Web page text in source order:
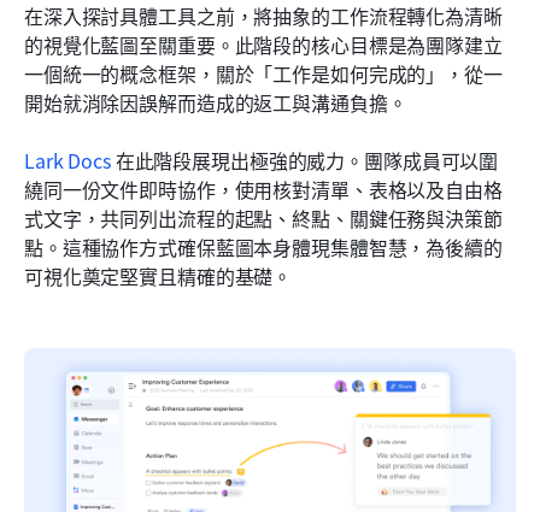
在深入探討具體工具之前，將抽象的工作流程轉化為清晰
的視覺化藍圖至關重要。此階段的核心目標是為團隊建立
一個統一的概念框架，關於「工作是如何完成的」，從一
開始就消除因誤解而造成的返工與溝通負擔。
Lark Docs 在此階段展現出極強的威力。團隊成員可以圍
繞同一份文件即時協作，使用核對清單、表格以及自由格
式文字，共同列出流程的起點、終點、關鍵任務與決策節
點。這種協作方式確保藍圖本身體現集體智慧，為後續的
可視化奠定堅實且精確的基礎。